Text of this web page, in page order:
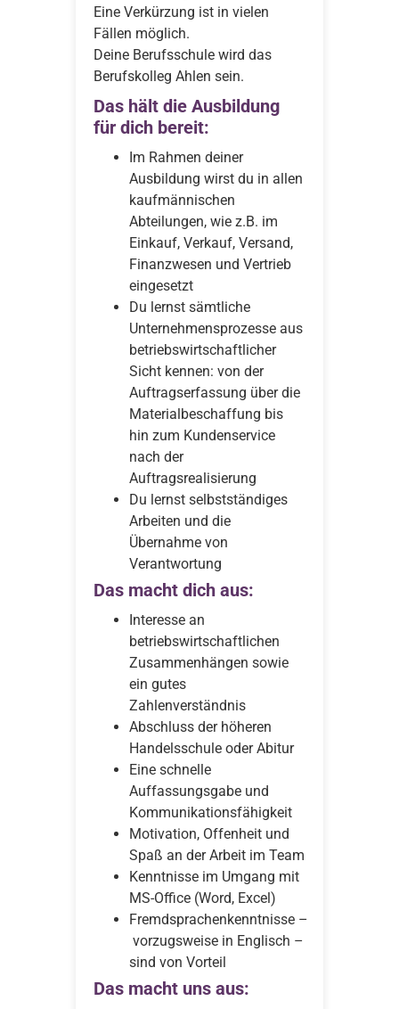
Eine Verkürzung ist in vielen
Fällen möglich.
Deine Berufsschule wird das
Berufskolleg Ahlen sein.
Das hält die Ausbildung
für dich bereit:
Im Rahmen deiner
Ausbildung wirst du in allen
kaufmännischen
Abteilungen, wie z.B. im
Einkauf, Verkauf, Versand,
Finanzwesen und Vertrieb
eingesetzt
Du lernst sämtliche
Unternehmensprozesse aus
betriebswirtschaftlicher
Sicht kennen: von der
Auftragserfassung über die
Materialbeschaffung bis
hin zum Kundenservice
nach der
Auftragsrealisierung
Du lernst selbstständiges
Arbeiten und die
Übernahme von
Verantwortung
Das macht dich aus:
Interesse an
betriebswirtschaftlichen
Zusammenhängen sowie
ein gutes
Zahlenverständnis
Abschluss der höheren
Handelsschule oder Abitur
Eine schnelle
Auffassungsgabe und
Kommunikationsfähigkeit
Motivation, Offenheit und
Spaß an der Arbeit im Team
Kenntnisse im Umgang mit
MS-Office (Word, Excel)
Fremdsprachenkenntnisse –
vorzugsweise in Englisch –
sind von Vorteil
Das macht uns aus: